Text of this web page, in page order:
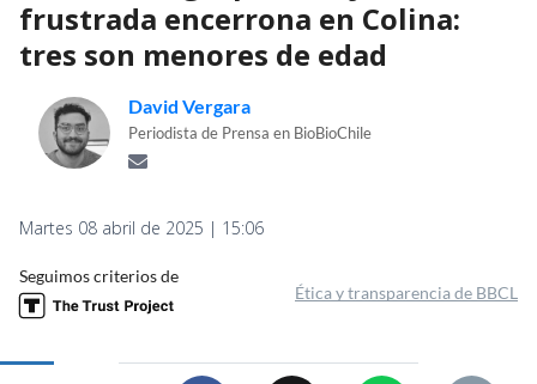
frustrada encerrona en Colina:
tres son menores de edad
David Vergara
Periodista de Prensa en BioBioChile
Martes 08 abril de 2025 | 15:06
Seguimos criterios de
Ética y transparencia de BBCL